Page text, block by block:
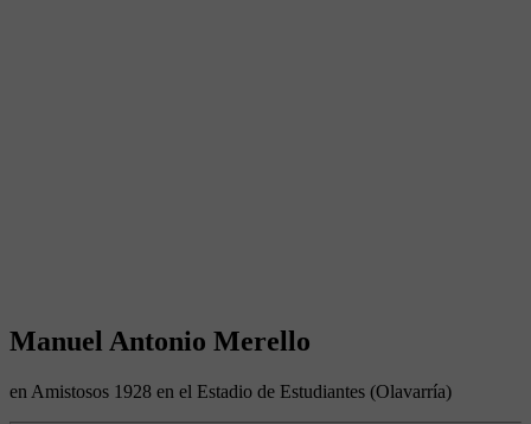
Manuel Antonio Merello
en Amistosos 1928 en el Estadio de Estudiantes (Olavarría)